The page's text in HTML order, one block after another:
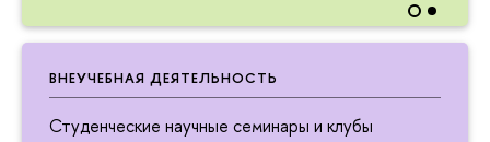
ВНЕУЧЕБНАЯ ДЕЯТЕЛЬНОСТЬ
Студенческие научные семинары и клубы